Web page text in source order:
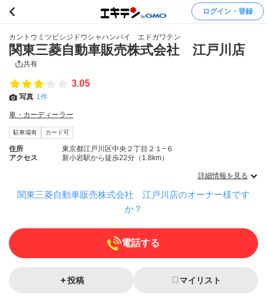
ログイン・登録
カントウミツビシジドウシャハンバイ エドガワテン
関東三菱自動車販売株式会社 江戸川店
共有
3.05
写真 1件
車・カーディーラー
駐車場有 カード可
住所
東京都江戸川区中央２丁目２１−６
アクセス
新小岩駅から徒歩22分（1.8km）
詳細情報を見る
関東三菱自動車販売株式会社 江戸川店のオーナー様です
か？
電話する
投稿 マイリスト